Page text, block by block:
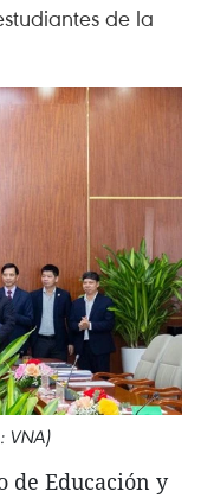
de la
VNA)
de Educación y